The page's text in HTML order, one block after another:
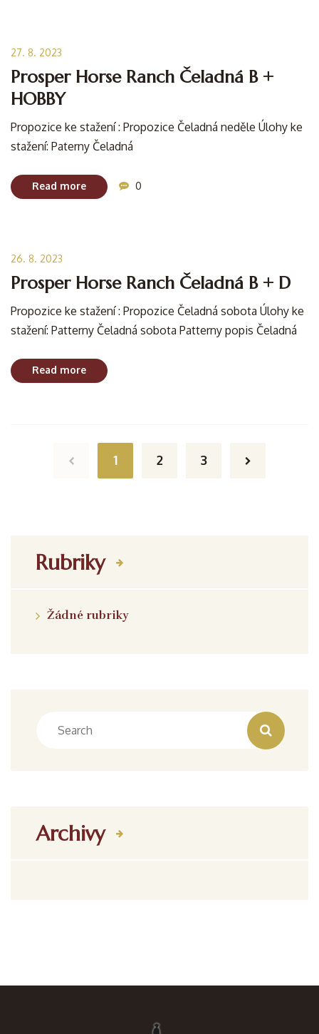
27. 8. 2023
Prosper Horse Ranch Čeladná B +
HOBBY
Propozice ke stažení : Propozice Čeladná neděle Úlohy ke
stažení: Paterny Čeladná
Read more 0
26. 8. 2023
Prosper Horse Ranch Čeladná B + D
Propozice ke stažení : Propozice Čeladná sobota Úlohy ke
stažení: Patterny Čeladná sobota Patterny popis Čeladná
Read more
Posts navigation
1 2 3
Rubriky
Žádné rubriky
Archivy